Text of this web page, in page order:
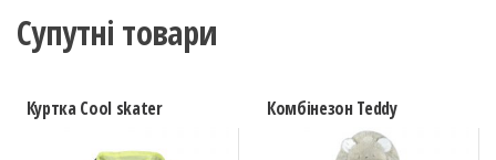
Супутні товари
Куртка Cool skater Комбінезон Teddy